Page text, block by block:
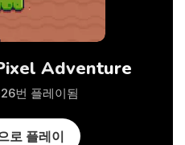
Adventure
번 플레이됨
로 플레이